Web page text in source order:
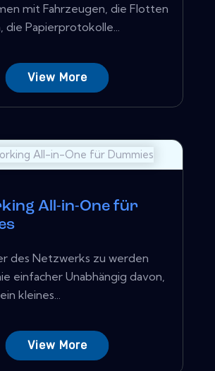
mit Fahrzeugen, die Flotten
Papierprotokolle...
View More
All-in-One für
des Netzwerks zu werden
einfacher Unabhängig davon,
kleines...
View More